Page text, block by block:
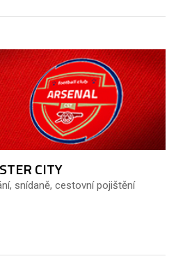
CITY
snídaně, cestovní pojištění